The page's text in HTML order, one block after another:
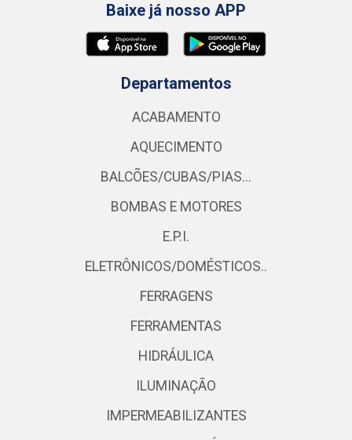
Baixe já nosso APP
Departamentos
ACABAMENTO
AQUECIMENTO
BALCÕES/CUBAS/PIAS...
BOMBAS E MOTORES
E.P.I.
ELETRÔNICOS/DOMÉSTICOS..
FERRAGENS
FERRAMENTAS
HIDRÁULICA
ILUMINAÇÃO
IMPERMEABILIZANTES